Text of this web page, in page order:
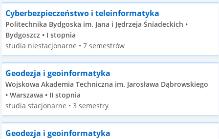
Cyberbezpieczeństwo i teleinformatyka
Politechnika Bydgoska im. Jana i Jędrzeja Śniadeckich •
Bydgoszcz • I stopnia
studia niestacjonarne • 7 semestrów
Geodezja i geoinformatyka
Wojskowa Akademia Techniczna im. Jarosława Dąbrowskiego
• Warszawa • II stopnia
studia stacjonarne • 3 semestry
Geodezja i geoinformatyka